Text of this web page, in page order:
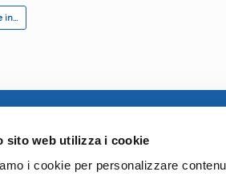
sito web utilizza i cookie
i cookie per personalizzare
in…
Verona